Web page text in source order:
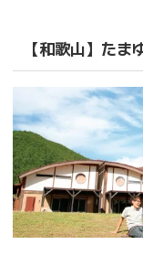
【和歌山】た